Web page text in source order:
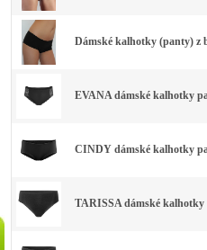
Dámské kalhotky (panty) z
EVANA dámské kalhotky
CINDY dámské kalhotky
TARISSA dámské kalhotky